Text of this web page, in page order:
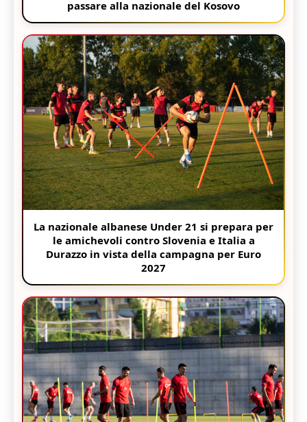
passare alla nazionale del Kosovo
La nazionale albanese Under 21 si prepara per
le amichevoli contro Slovenia e Italia a
Durazzo in vista della campagna per Euro
2027